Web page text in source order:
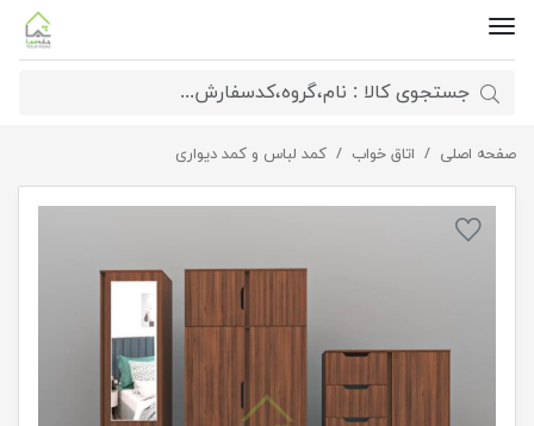
صفحه اصلی اتاق خواب کمد لباس و کمد دیواری ست کمد لباس و دراور